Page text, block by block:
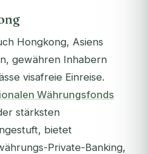
Hongkong, Asiens
gewähren Inhabern
visafreie Einreise.
Währungsfonds
stärksten
bietet
Private-Banking,